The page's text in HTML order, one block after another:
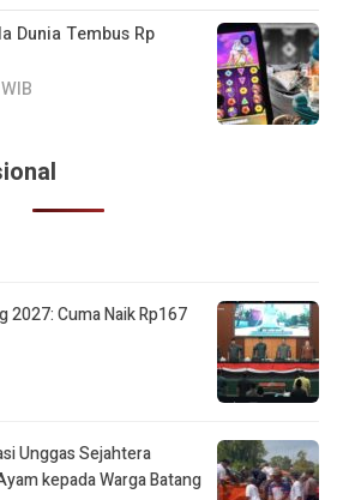
Dunia Tembus Rp
2027: Cuma Naik Rp167
Unggas Sejahtera
kepada Warga Batang